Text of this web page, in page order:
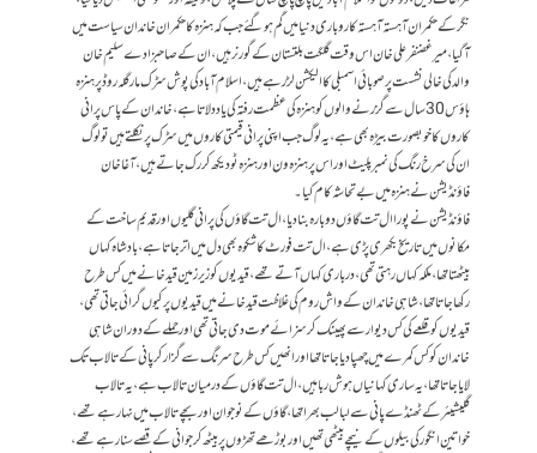
نگر کے حکمران آہستہ آہستہ کاروباری دنیا میں گم ہو گئے جب کہ ہنزہ کا حکمران خاندان سیاست میں
آگیا ، میر غضنفر علی خان اس وقت گلگت بلتستان کے گورنر ہیں، ان کے صاحبزادے سلیم خان
والد کی خالی نشست پر صوبائی اسمبلی کاالیکشن لڑ رہے ہیں، اسلام آباد کی پوش سڑک مارگلہ روڈ پر ہنزہ
ہاؤس 30 سال سے گزرنے والوں کو ہنزہ کی عظمت رفتہ کی یاد دلاتا ہے، خاندان کے پاس پرانی
کاروں کا خوبصورت بیڑہ بھی ہے، یہ لوگ جب اپنی پرانی قیمتی کاروں میں سڑک پر نکلتے ہیں تو لوگ
ان کی سرخ رنگ کی نمبر پلیٹ اور اس پر ہنزہ ون اور ہنزہ ٹو دیکھ کر رک جاتے ہیں، آغا خان
فاؤنڈیشن نے ہنزہ میں بے تحاشہ کام کیا۔
فاؤنڈیشن نے پورا ال تت گاؤں دوبارہ بنا دیا، ال تت گاؤں کی پرانی گلیوں اور قدیم ساخت کے
مکانوں میں تاریخ بکھری پڑی ہے، ال تت فورٹ کا شکوہ بھی دل میں اتر جاتا ہے، بادشاہ کہاں
بیٹھتا تھا، ملکہ کہاں رہتی تھی، درباری کہاں آتے تھے، قیدیوں کو زیر زمین قید خانے میں کس طرح
رکھا جاتا تھا، شاہی خاندان کے واش روم کی غلاظت قید خانے میں قیدیوں پر کیوں گرائی جاتی تھی،
قیدیوں کو قلعے کی کس دیوار سے پھینک کر سزائے موت دی جاتی تھی اور حملے کے دوران شاہی
خاندان کو کس کمرے میں چھپا دیا جاتا تھا اور انھیں کس طرح سرنگ سے گزار کر پانی کے تالاب تک
لایا جاتا تھا،یہ ساری کہانیاں ہوش ربا ہیں، ال تت گاؤں کے درمیان تالاب ہے، یہ تالاب
گلیشیئر کے ٹھنڈے پانی سے لبا لب بھرا تھا، گاؤں کے نوجوان اور بچے تالاب میں نہا رہے تھے،
خواتین انگور کی بیلوں کے نیچے بیٹھی تھیں اور بوڑھے تھڑوں پر بیٹھ کر جوانی کے قصے سنا رہے تھے،